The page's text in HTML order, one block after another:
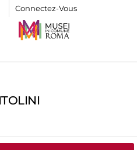
Connectez-Vous